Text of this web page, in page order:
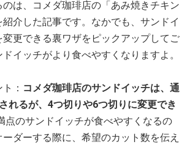
は、コメダ珈琲店の「あみ焼きチキン
介した記事です。なかでも、サンドイ
変更できる裏ワザをピックアップしてご
イッチがより食べやすくなりますよ。
： コメダ珈琲店のサンドイッチは、通
れるが、4つ切りや6つ切りに変更でき
点のサンドイッチが食べやすくなるの
ダーする際に、希望のカット数を伝え